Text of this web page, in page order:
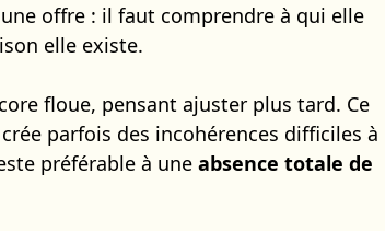
offre : il faut comprendre à qui elle
elle existe.
floue, pensant ajuster plus tard. Ce
parfois des incohérences difficiles à
préférable à une absence totale de